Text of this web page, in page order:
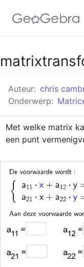
Google
GeoGebra
Auteur: chris
Onderwerp:
Met welke matrix
een punt